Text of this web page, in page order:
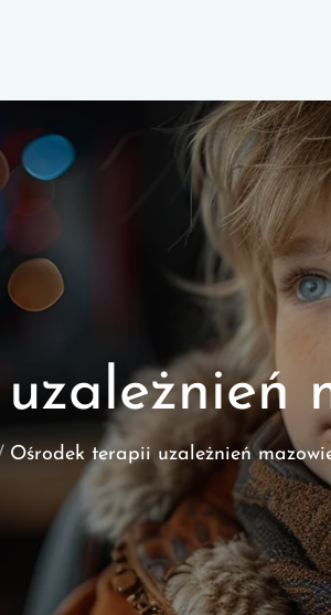
Ośrodek terapii uzależnień